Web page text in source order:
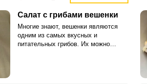
Салат с грибами вешенки
Многие знают, вешенки являются
одним из самых вкусных и
питательных грибов. Их можно